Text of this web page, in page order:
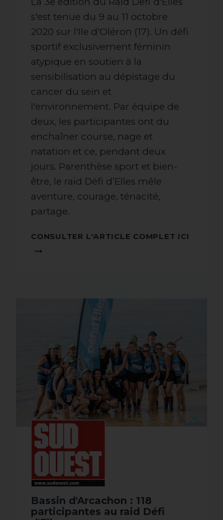
s'est tenue du 9 au 11 octobre
2020 sur l'Ile d'Oléron (17). Un défi
sportif exclusivement féminin
atypique en soutien à la
sensibilisation au dépistage du
cancer du sein et
l'environnement. Par équipe de
deux, les participantes ont du
enchaîner course, nage et
natation et ce, pendant deux
jours. Parenthèse sport et bien-
être, le raid Défi d’Elles mêle
aventure, courage, ténacité,
partage.
CONSULTER L'ARTICLE COMPLET ICI
Bassin d'Arcachon : 118
participantes au raid Défi